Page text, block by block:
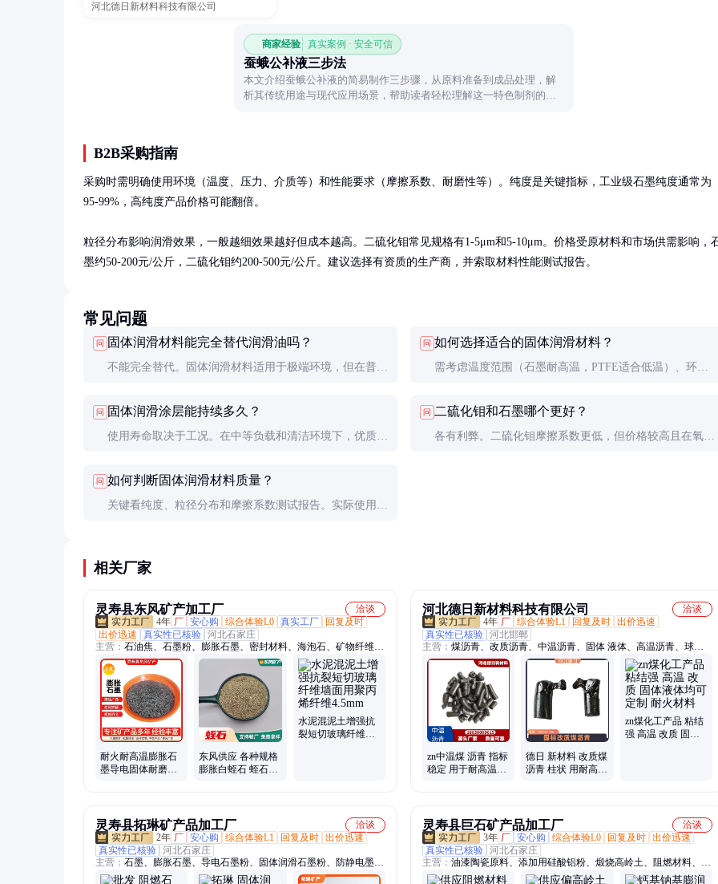
河北德日新材料科技有限公司
商家经验 真实案例 · 安全可信
蚕蛾公补液三步法
本文介绍蚕蛾公补液的简易制作三步骤，从原料准备到成品处理，解
析其传统用途与现代应用场景，帮助读者轻松理解这一特色制剂的制
B2B采购指南
采购时需明确使用环境（温度、压力、介质等）和性能要求（摩擦系数、耐磨性等）。纯度是关键指标，工业级石墨纯度通常为
95-99%，高纯度产品价格可能翻倍。
粒径分布影响润滑效果，一般越细效果越好但成本越高。二硫化钼常见规格有1-5μm和5-10μm。价格受原材料和市场供需影响，
墨约50-200元/公斤，二硫化钼约200-500元/公斤。建议选择有资质的生产商，并索取材料性能测试报告。
常见问题
问 固体润滑材料能完全替代润滑油吗？
不能完全替代。固体润滑材料适用于极端环境，但在普通
用，形成复合润滑系统。
问 如何选择适合的固体润滑材料？
需考虑温度范围（石墨耐高温，PTFE适合低温）、环境
适合重载）等因素。建议咨询专业工程师。
问 固体润滑涂层能持续多久？
使用寿命取决于工况。在中等负载和清洁环境下，优质涂
检查和补充。
问 二硫化钼和石墨哪个更好？
各有利弊。二硫化钼摩擦系数更低，但价格较高且在氧化
问 如何判断固体润滑材料质量？
关键看纯度、粒径分布和摩擦系数测试报告。实际使用前
相关厂家
灵寿县东风矿产加工厂
洽谈
4年 厂 安心购 综合体验L0 真实工厂
回复及时
出价迅速
真实性已核验 河北石家庄
主营： 石油焦、石墨粉、膨胀石墨、密封材料、海泡石、矿物纤维、
云母、蛭石、橡胶颗粒、轮胎粉、漂珠、重晶石、膨润土、碳酸钙、
叶腊石、人造石墨、鳞片石墨、木质纤维、喷涂棉、钾长石、氧化
铝、铝矾土、滑石粉、配重砂、硅藻土
耐火耐高温膨胀石
墨导电固体耐磨润
东风供应 各种规格
膨胀白蛭石 蛭石颗
水泥混泥土增强抗
裂短切玻璃纤维墙
河北德日新材料科技有限公司
洽谈
4年 厂 综合体验L1 回复及时 出价迅速
真实性已核验 河北邯郸
主营： 煤沥青、改质沥青、中温沥青、固体 液体、高温沥青、球沥
青、沥青粉、树脂沥青片、石油沥青、炭黑油、国标煤沥青、煤焦油
zn中温煤 沥青 指标
稳定 用于耐高温固
德日 新材料 改质煤
沥青 柱状 用耐高温
zn煤化工产品 粘结
强 高温 改质 固体
灵寿县拓琳矿产品加工厂
洽谈
2年 厂 安心购 综合体验L1 回复及时 出价迅速
真实性已核验 河北石家庄
主营： 石墨、膨胀石墨、导电石墨粉、固体润滑石墨粉、防静电墨
粉、阻燃石墨粉、鳞片石墨粉、超细石墨粉、云母、云母片、茶色云
灵寿县巨石矿产品加工厂
洽谈
3年 厂 安心购 综合体验L0 回复及时 出价迅速
真实性已核验 河北石家庄
主营： 油漆陶瓷原料、添加用硅酸铝粉、煅烧高岭土、阻燃材料、水
洗高岭土、滑石粉、膨润土、黄陶土、红陶土、轻质碳酸钙、重质碳